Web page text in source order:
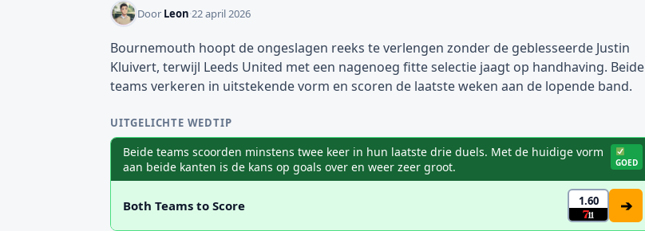
Door Leon·22 april 2026
Bournemouth hoopt de ongeslagen reeks te verlengen zonder de geblesseerde Justin
Kluivert, terwijl Leeds United met een nagenoeg fitte selectie jaagt op handhaving. Beide
teams verkeren in uitstekende vorm en scoren de laatste weken aan de lopende band.
UITGELICHTE WEDTIP
Beide teams scoorden minstens twee keer in hun laatste drie duels. Met de huidige vorm
aan beide kanten is de kans op goals over en weer zeer groot.
GOED
Both Teams to Score 1.60 ➔